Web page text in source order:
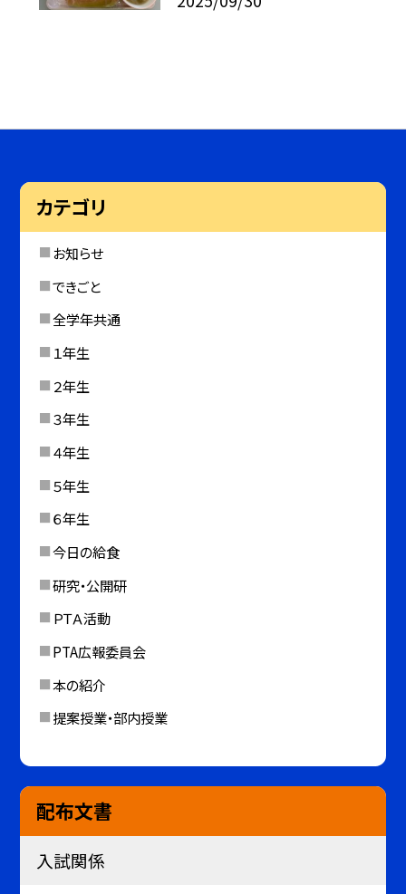
カテゴリ
お知らせ
できごと
全学年共通
１年生
２年生
３年生
４年生
５年生
６年生
今日の給食
研究・公開研
ＰＴＡ活動
PTA広報委員会
本の紹介
提案授業・部内授業
配布文書
入試関係